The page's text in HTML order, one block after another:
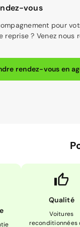
vous
pour
reprise ? Venez nous
rendez-vous en
Qualité
Voitures
reconditionnées